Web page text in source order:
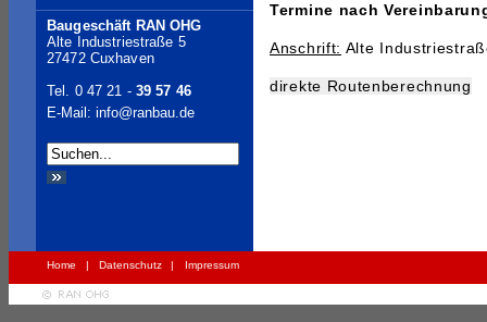
Baugeschäft RAN OHG
Alte Industriestraße 5
27472 Cuxhaven
Tel. 0 47 21 - 39 57 46
E-Mail: info@ranbau.de
Termine nach
Anschrift: Alte
direkte Routenberechnung
Home | Datenschutz | Impressum